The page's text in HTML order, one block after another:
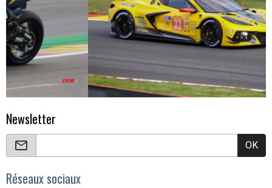
Newsletter
OK
Réseaux sociaux